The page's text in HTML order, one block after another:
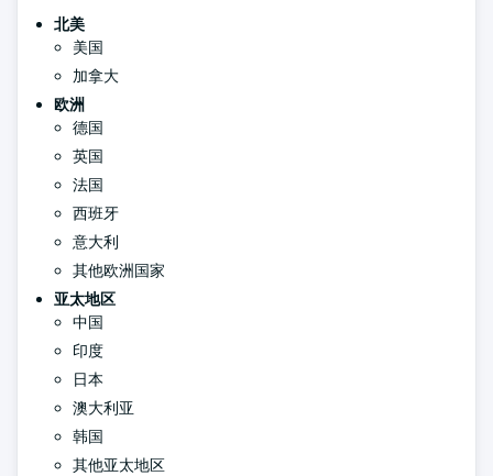
北美
美国
加拿大
欧洲
德国
英国
法国
西班牙
意大利
其他欧洲国家
亚太地区
中国
印度
日本
澳大利亚
韩国
其他亚太地区